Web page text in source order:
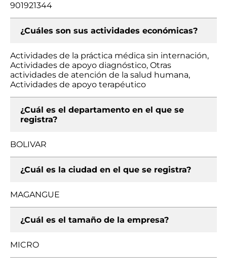
901921344
¿Cuáles son sus actividades económicas?
Actividades de la práctica médica sin internación,
Actividades de apoyo diagnóstico, Otras
actividades de atención de la salud humana,
Actividades de apoyo terapéutico
¿Cuál es el departamento en el que se
registra?
BOLIVAR
¿Cuál es la ciudad en el que se registra?
MAGANGUE
¿Cuál es el tamaño de la empresa?
MICRO